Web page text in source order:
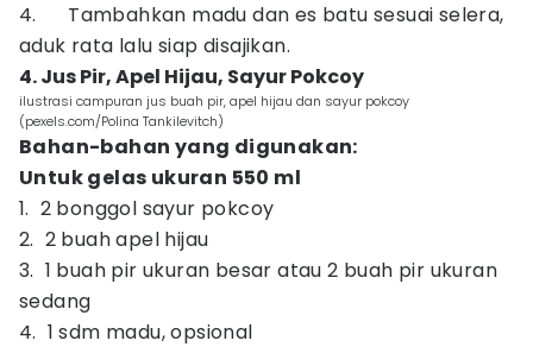
4. Tambahkan madu dan es batu sesuai selera,
aduk rata lalu siap disajikan.
4. Jus Pir, Apel Hijau, Sayur Pokcoy
ilustrasi campuran jus buah pir, apel hijau dan sayur pokcoy
(pexels.com/Polina Tankilevitch)
Bahan-bahan yang digunakan:
Untuk gelas ukuran 550 ml
1. 2 bonggol sayur pokcoy
2. 2 buah apel hijau
3. 1 buah pir ukuran besar atau 2 buah pir ukuran
sedang
4. 1 sdm madu, opsional